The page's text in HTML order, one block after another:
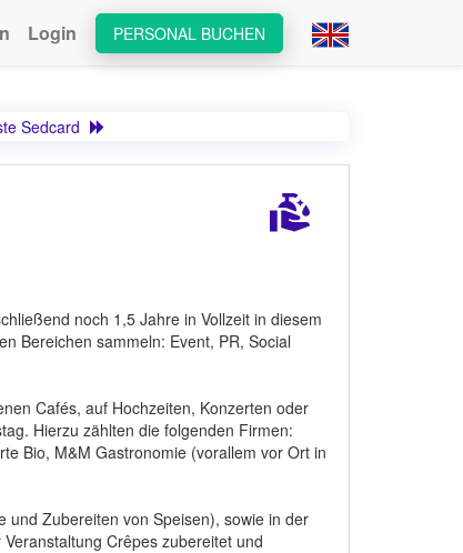
PERSONAL BUCHEN
Login
Sedcard
noch 1,5 Jahre in Vollzeit in diesem
Bereichen sammeln: Event, PR, Social
Cafés, auf Hochzeiten, Konzerten oder
Hierzu zählten die folgenden Firmen:
Bio, M&M Gastronomie (vorallem vor Ort in
und Zubereiten von Speisen), sowie in der
Crêpes zubereitet und